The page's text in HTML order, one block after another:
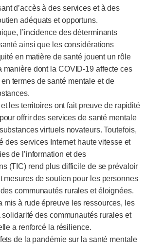
d’accès à des services et à des
adéquats et opportuns.
l’incidence des déterminants
ainsi que les considérations
en matière de santé jouent un rôle
manière dont la COVID-19 affecte ces
termes de santé mentale et de
les territoires ont fait preuve de rapidité
offrir des services de santé mentale
virtuels novateurs. Toutefois,
des services Internet haute vitesse et
de l’information et des
(TIC) rend plus difficile de se prévaloir
mesures de soutien pour les personnes
communautés rurales et éloignées.
mis à rude épreuve les ressources, les
des communautés rurales et
a renforcé la résilience.
de la pandémie sur la santé mentale